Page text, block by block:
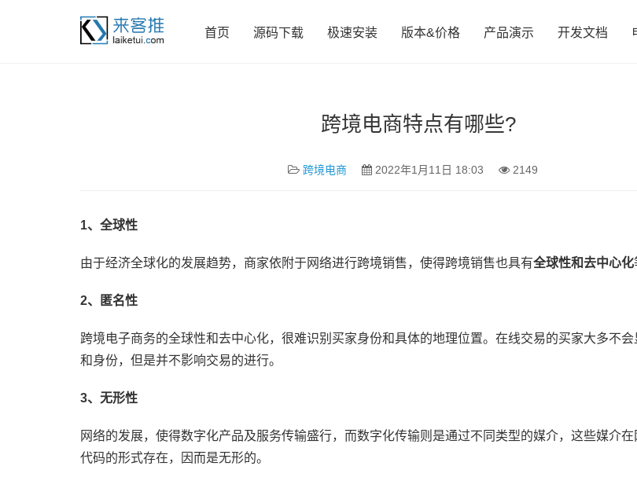
首页 源码下载 极速安装 版本&价格 产品演示 开发文档
跨境电商特点有哪些?
跨境电商 2022年1月11日 18:03 2149
1、全球性
由于经济全球化的发展趋势，商家依附于网络进行跨境销售，使得跨境销售也具有全球性和去中心化
2、匿名性
跨境电子商务的全球性和去中心化，很难识别买家身份和具体的地理位置。在线交易的买家大多不
和身份，但是并不影响交易的进行。
3、无形性
网络的发展，使得数字化产品及服务传输盛行，而数字化传输则是通过不同类型的媒介，这些媒介
代码的形式存在，因而是无形的。